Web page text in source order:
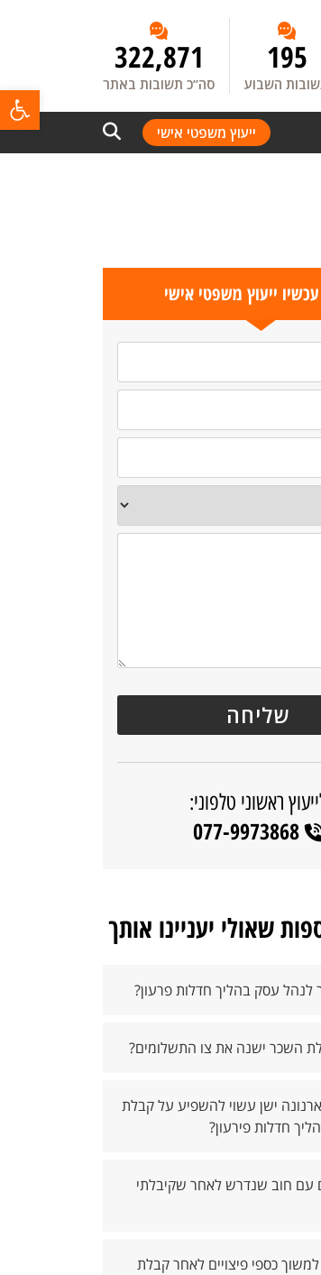
195
השבוע
322,871
סה”כ תשובות באתר
ייעוץ משפטי אישי
ייעוץ משפטי אישי
ראשוני טלפוני:
077-9973868
שאולי יעניינו אותך
לנהל עסק בהליך חדלות פרעון?
השכר ישנה את צו התשלומים?
ישן עשוי להשפיע על קבלת
חדלות פירעון?
עם חוב שנדרש לאחר שקיבלתי
כספי פיצויים לאחר קבלת